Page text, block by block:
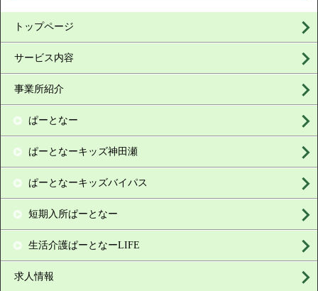
トップページ
サービス内容
事業所紹介
ぱーとなー
ぱーとなーキッズ神田瀬
ぱーとなーキッズバイパス
短期入所ぱーとなー
生活介護ぱーとなーLIFE
求人情報